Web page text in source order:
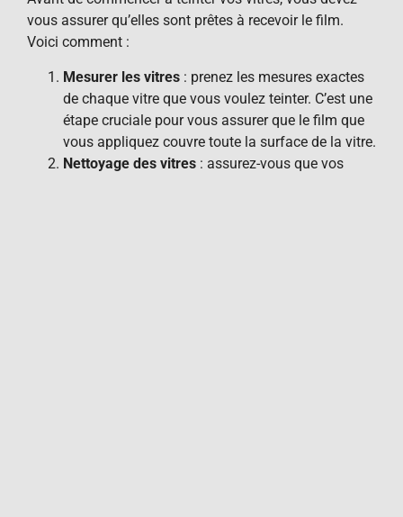
vous assurer qu’elles sont prêtes à recevoir le film.
Voici comment :
Mesurer les vitres : prenez les mesures exactes
de chaque vitre que vous voulez teinter. C’est une
étape cruciale pour vous assurer que le film que
vous appliquez couvre toute la surface de la vitre.
Nettoyage des vitres : assurez-vous que vos